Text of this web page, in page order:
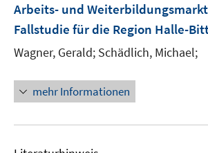
Arbeits- und
Fallstudie für die Region Halle-
Wagner, Gerald; Schädlich, Michael;
mehr Informationen